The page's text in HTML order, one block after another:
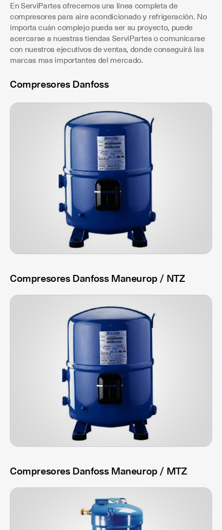
En ServiPartes ofrecemos una línea completa de
compresores para aire acondicionado y refrigeración. No
importa cuán complejo pueda ser su proyecto, puede
acercarse a nuestras tiendas ServiPartes o comunicarse
con nuestros ejecutivos de ventas, donde conseguirá las
marcas mas importantes del mercado.
Compresores Danfoss
Compresores Danfoss Maneurop / NTZ
Compresores Danfoss Maneurop / MTZ